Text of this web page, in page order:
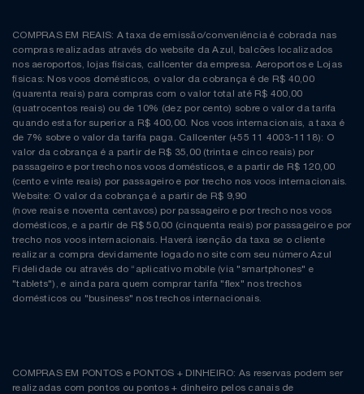
COMPRAS EM REAIS: A taxa de emissão/conveniência é cobrada nas
compras realizadas através do website da Azul, balcões localizados
nos aeroportos, lojas físicas, callcenter da empresa. Aeroportos e Lojas
físicas: Nos voos domésticos, o valor da cobrança é de R$ 40,00
(quarenta reais) para compras com o valor total até R$ 400,00
(quatrocentos reais) ou de 10% (dez por cento) sobre o valor da tarifa
quando esta for superior a R$ 400,00. Nos voos internacionais, a taxa é
de 7% sobre o valor da tarifa paga. Callcenter (+55 11 4003-1118): O
valor da cobrança é a partir de R$ 35,00 (trinta e cinco reais) por
passageiro e por trecho nos voos domésticos, e a partir de R$ 120,00
(cento e vinte reais) por passageiro e por trecho nos voos internacionais.
Website: O valor da cobrança é a partir de R$ 9,90
(nove reais e noventa centavos) por passageiro e por trecho nos voos
domésticos, e a partir de R$ 50,00 (cinquenta reais) por passageiro e por
trecho nos voos internacionais. Haverá isenção da taxa se o cliente
realizar a compra devidamente logado no site com seu número Azul
Fidelidade ou através do “aplicativo mobile (via "smartphones" e
"tablets"), e ainda para quem comprar tarifa "flex" nos trechos
domésticos ou "business" nos trechos internacionais.
COMPRAS EM PONTOS e PONTOS + DINHEIRO: As reservas podem ser
realizadas com pontos ou pontos + dinheiro pelos canais de